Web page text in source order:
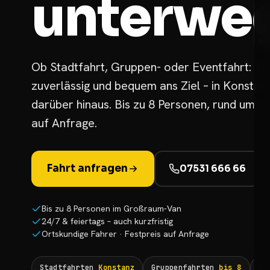
Ob Stadtfahrt, Gruppen- oder Eventfahrt:
zuverlässig und bequem ans Ziel – in
darüber hinaus. Bis zu 8 Personen, rund um
auf Anfrage.
Fahrt anfragen 07531 666 66
Bis zu 8 Personen im Großraum-Van
24/7 & feiertags – auch kurzfristig
Ortskundige Fahrer · Festpreis auf Anfrage
Stadtfahrten Konstanz Gruppenfahrten bis 8